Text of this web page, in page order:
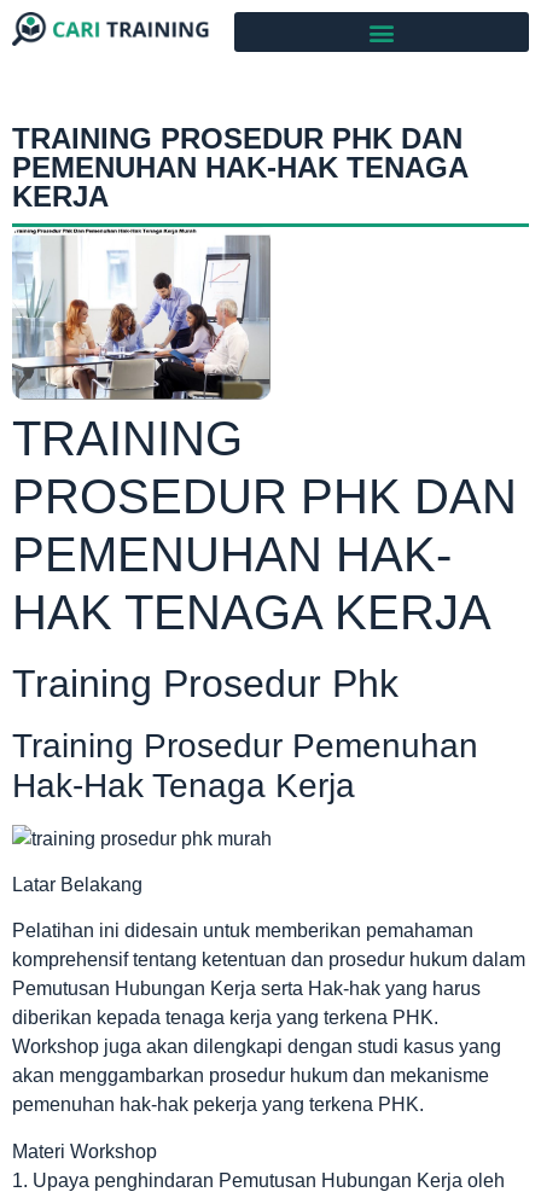
TRAINING PROSEDUR PHK DAN
PEMENUHAN HAK-HAK TENAGA
KERJA
TRAINING
PROSEDUR PHK DAN
PEMENUHAN HAK-
HAK TENAGA KERJA
Training Prosedur Phk
Training Prosedur Pemenuhan
Hak-Hak Tenaga Kerja
Latar Belakang
Pelatihan ini didesain untuk memberikan pemahaman
komprehensif tentang ketentuan dan prosedur hukum dalam
Pemutusan Hubungan Kerja serta Hak-hak yang harus
diberikan kepada tenaga kerja yang terkena PHK.
Workshop juga akan dilengkapi dengan studi kasus yang
akan menggambarkan prosedur hukum dan mekanisme
pemenuhan hak-hak pekerja yang terkena PHK.
Materi Workshop
1. Upaya penghindaran Pemutusan Hubungan Kerja oleh